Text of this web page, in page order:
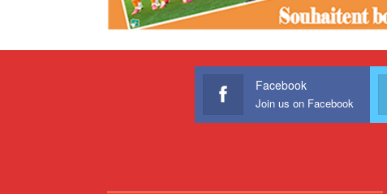
Facebook
Join us on Facebook